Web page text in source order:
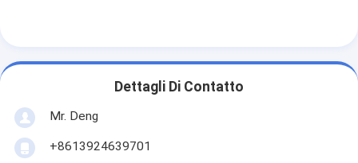
Chiedi un preventivo
Dettagli Di Contatto
Mr. Deng
+8613924639701